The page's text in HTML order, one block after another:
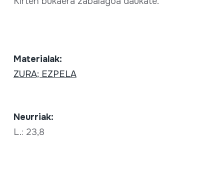
Materialak:
ZURA; EZPELA
Neurriak:
L.: 23,8